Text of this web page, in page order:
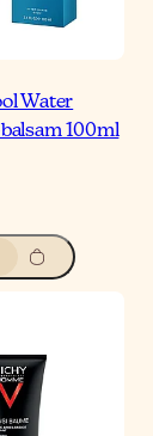
Water
100ml